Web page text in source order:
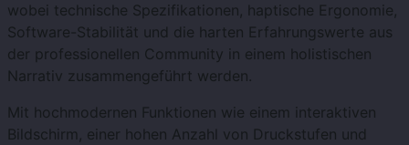
wobei technische Spezifikationen, haptische Ergonomie,
Software-Stabilität und die harten Erfahrungswerte aus
der professionellen Community in einem holistischen
Narrativ zusammengeführt werden.
Mit hochmodernen Funktionen wie einem interaktiven
Bildschirm, einer hohen Anzahl von Druckstufen und